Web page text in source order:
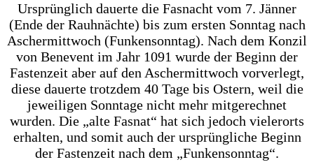
Ursprünglich dauerte die Fasnacht vom 7. Jänner
(Ende der Rauhnächte) bis zum ersten Sonntag nach
Aschermittwoch (Funkensonntag). Nach dem Konzil
von Benevent im Jahr 1091 wurde der Beginn der
Fastenzeit aber auf den Aschermittwoch vorverlegt,
diese dauerte trotzdem 40 Tage bis Ostern, weil die
jeweiligen Sonntage nicht mehr mitgerechnet
wurden. Die „alte Fasnat“ hat sich jedoch vielerorts
erhalten, und somit auch der ursprüngliche Beginn
der Fastenzeit nach dem „Funkensonntag“.